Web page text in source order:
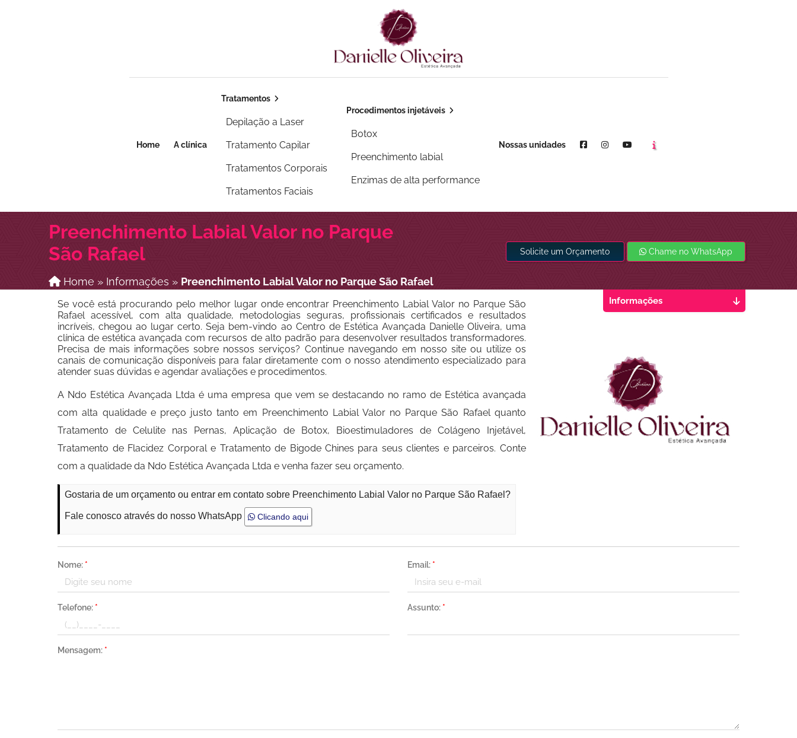
Home A clínica
Tratamentos
Depilação a Laser
Tratamento Capilar
Tratamentos Corporais
Tratamentos Faciais
Procedimentos injetáveis
Botox
Preenchimento labial
Enzimas de alta performance
Nossas unidades Youtube
Preenchimento Labial Valor no Parque
São Rafael
Home » Informações » Preenchimento Labial Valor no Parque São Rafael
Solicite um Orçamento Chame no WhatsApp
Se você está procurando pelo melhor lugar onde encontrar Preenchimento Labial Valor no Parque São
Rafael acessível, com alta qualidade, metodologias seguras, profissionais certificados e resultados
incríveis, chegou ao lugar certo. Seja bem-vindo ao Centro de Estética Avançada Danielle Oliveira, uma
clínica de estética avançada com recursos de alto padrão para desenvolver resultados transformadores.
Precisa de mais informações sobre nossos serviços? Continue navegando em nosso site ou utilize os
canais de comunicação disponíveis para falar diretamente com o nosso atendimento especializado para
atender suas dúvidas e agendar avaliações e procedimentos.
A Ndo Estética Avançada Ltda é uma empresa que vem se destacando no ramo de Estética avançada
com alta qualidade e preço justo tanto em Preenchimento Labial Valor no Parque São Rafael quanto
Tratamento de Celulite nas Pernas, Aplicação de Botox, Bioestimuladores de Colágeno Injetável,
Tratamento de Flacidez Corporal e Tratamento de Bigode Chines para seus clientes e parceiros. Conte
com a qualidade da Ndo Estética Avançada Ltda e venha fazer seu orçamento.
Gostaria de um orçamento ou entrar em contato sobre Preenchimento Labial Valor no Parque São Rafael?
Fale conosco através do nosso WhatsApp Clicando aqui
Nome: * Email: *
Telefone: * Assunto: *
Mensagem: *
Informações